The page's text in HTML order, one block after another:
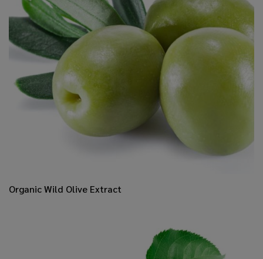
​Organic Wild Olive Extract